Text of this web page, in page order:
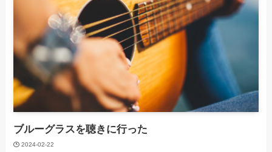
ブルーグラスを聴きに行った
2024-02-22